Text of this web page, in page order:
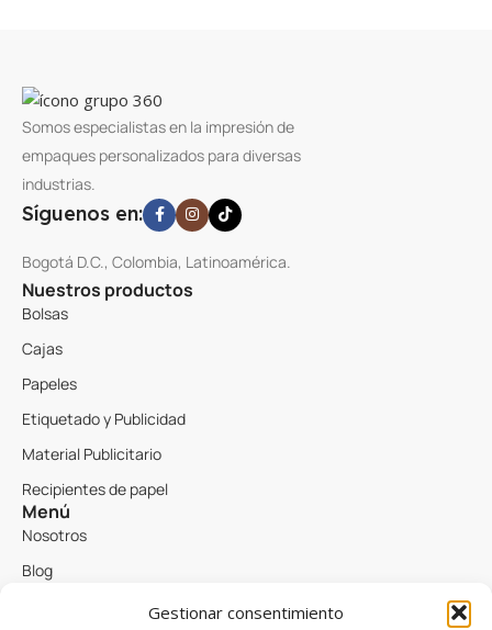
Gestionar consentimiento
Somos especialistas en la impresión de
empaques personalizados para diversas
industrias.
Síguenos en:
Bogotá D.C., Colombia, Latinoamérica.
Nuestros productos
Bolsas
Cajas
Papeles
Etiquetado y Publicidad
Material Publicitario
Recipientes de papel
Menú
Nosotros
Blog